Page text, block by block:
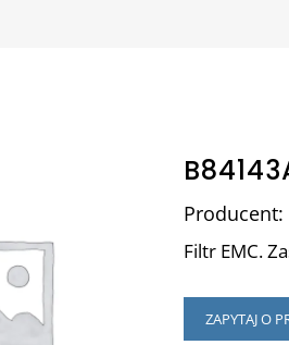
Producent:
Filtr EMC.
ZAPYTAJ O